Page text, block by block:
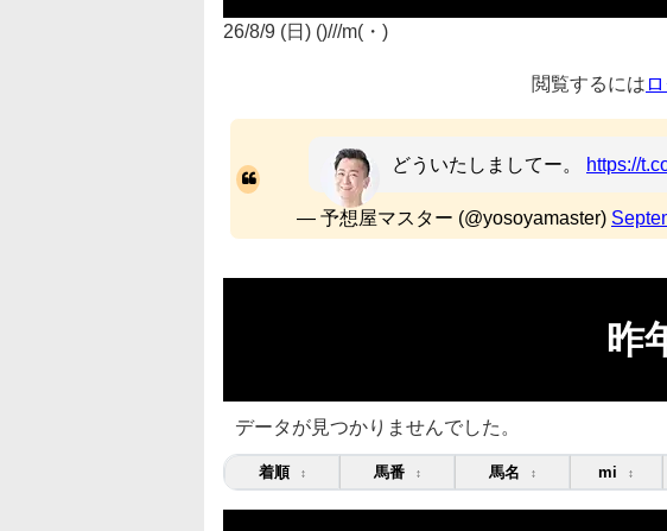
26/8/9 (日) ()///m(・)
閲覧するには
どういたしましてー。 https://
— 予想屋マスター (@yosoyamaster)
昨
データが見つかりませんでした。
着順 ↕ 馬番 ↕ 馬名 ↕ mi ↕